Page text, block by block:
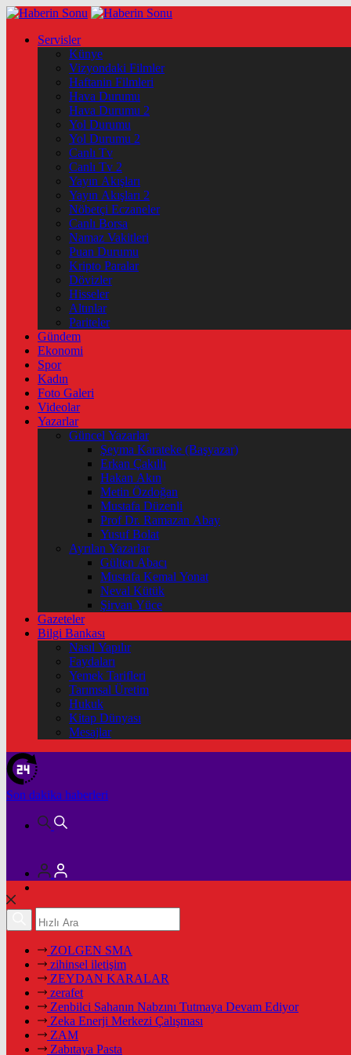
Servisler
Künye
Vizyondaki Filmler
Haftanin Filmleri
Hava Durumu
Hava Durumu 2
Yol Durumu
Yol Durumu 2
Canlı Tv
Canlı Tv 2
Yayın Akışları
Yayın Akışları 2
Nöbetçi Eczaneler
Canlı Borsa
Namaz Vakitleri
Puan Durumu
Kripto Paralar
Dövizler
Hisseler
Altınlar
Pariteler
Gündem
Ekonomi
Spor
Kadın
Foto Galeri
Videolar
Yazarlar
Güncel Yazarlar
Şeyma Karateke (Başyazar)
Erkan Çakıllı
Hakan Akın
Metin Özdoğan
Mustafa Düzenli
Prof Dr. Ramazan Abay
Yusuf Bolat
Ayrılan Yazarlar
Gülten Abacı
Mustafa Kemal Yonat
Neval Kütük
Şirvan Yüce
Gazeteler
Bilgi Bankası
Nasıl Yapılır
Faydaları
Yemek Tarifleri
Tarımsal Üretim
Hukuk
Kitap Dünyası
Mesajlar
Son dakika haberleri
ZOLGEN SMA
zihinsel iletişim
ZEYDAN KARALAR
zerafet
Zenbilci Sahanın Nabzını Tutmaya Devam Ediyor
Zeka Enerji Merkezi Çalışması
ZAM
Zabıtaya Pasta